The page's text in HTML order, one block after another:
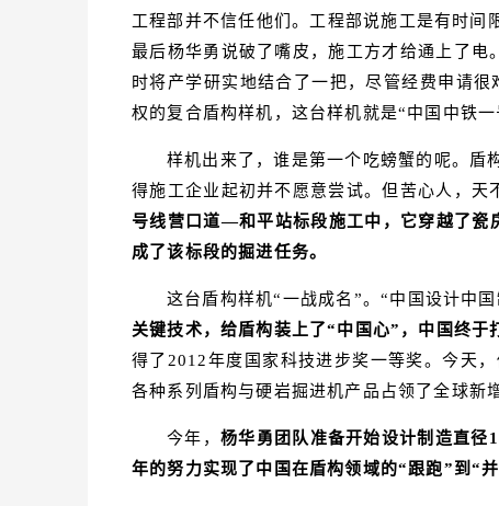
工程部并不信任他们。工程部说施工是有时间
最后杨华勇说破了嘴皮，施工方才给通上了电。
时将产学研实地结合了一把，尽管经费申请
权的复合盾构样机，这台样机就是“中国中铁一
样机出来了，谁是第一个吃螃蟹的呢。盾
得施工企业起初并不愿意尝试。但苦心人，天
号线营口道—和平站标段施工中，它穿越了瓷
成了该标段的掘进任务。
这台盾构样机“一战成名”。“中国设计中
关键技术，给盾构装上了“中国心”，中国终于
得了2012年度国家科技进步奖一等奖。今天
各种系列盾构与硬岩掘进机产品占领了全球新
今年， 杨华勇团队准备开始设计制造直径
年的努力实现了中国在盾构领域的“跟跑”到“